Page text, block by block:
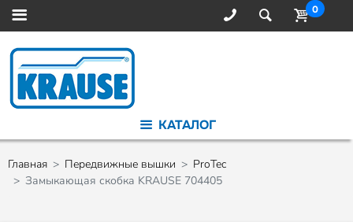
0
КАТАЛОГ
Главная Передвижные вышки
ProTec
Замыкающая скобка KRAUSE 704405